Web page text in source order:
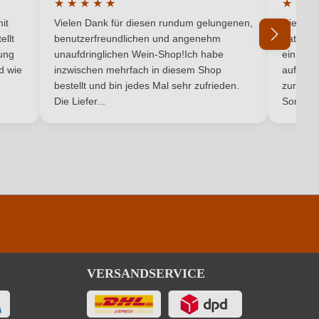
Weißwein
Ich habe mein Passwort vergessen
von 5 Sternen
wie
★ ★ ★ ★ ★
Durchschnittliche Bewertung von 5 von 5 Sternen
Vielen Dank für diesen rundum gelungenen,
benutzerfreundlichen und angenehm
unaufdringlichen Wein-Shop!Ich habe
inzwischen mehrfach in diesem Shop
bestellt und bin jedes Mal sehr zufrieden.
Die Liefer...
★ ★
Die
hat
einmal
auf
zurück
Son...
VERSANDSERVICE